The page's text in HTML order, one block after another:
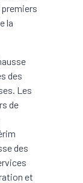
la
des
Les
de
des
et